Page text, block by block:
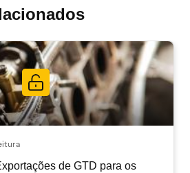
de GTD para os